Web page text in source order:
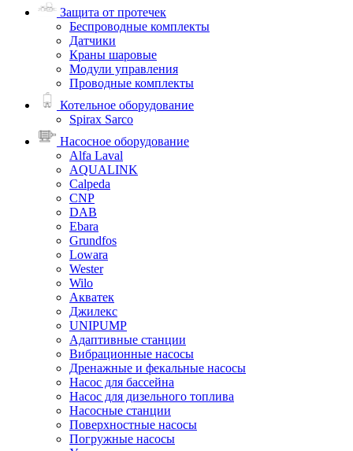
Защита от протечек
Беспроводные комплекты
Датчики
Краны шаровые
Модули управления
Проводные комплекты
Котельное оборудование
Spirax Sarco
Насосное оборудование
Alfa Laval
AQUALINK
Calpeda
CNP
DAB
Ebara
Grundfos
Lowara
Wester
Wilo
Акватек
Джилекс
UNIPUMP
Адаптивные станции
Вибрационные насосы
Дренажные и фекальные насосы
Насос для бассейна
Насос для дизельного топлива
Насосные станции
Поверхностные насосы
Погружные насосы